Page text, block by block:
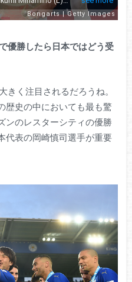
優勝したら日本ではどう受
きく注目されるだろうね。
歴史の中においても最も驚
ンのレスターシティの優勝
代表の岡崎慎司選手が重要